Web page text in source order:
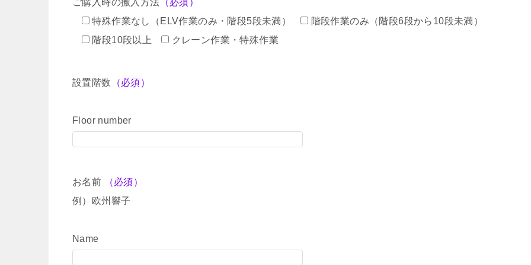
特殊作業なし（ELV作業のみ・階段5段未満）
階段作業のみ（階段6段から10段未満）
階段10段以上
クレーン作業・特殊作業
設置階数 （必須）
Floor number
お名前
（必須）
例）欧州響子
Name